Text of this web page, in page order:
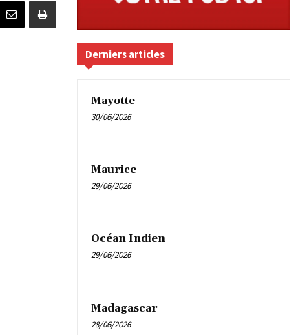
Derniers articles
Mayotte
30/06/2026
Maurice
29/06/2026
Océan Indien
29/06/2026
Madagascar
28/06/2026